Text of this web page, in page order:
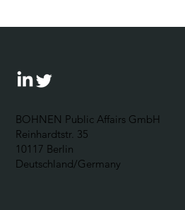
BOHNEN Public Affairs GmbH
Reinhardtstr. 35
10117 Berlin
Deutschland/Germany